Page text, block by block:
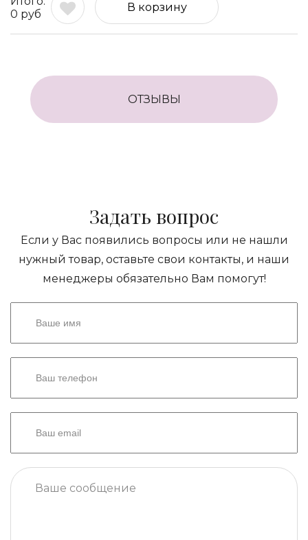
0 руб
В корзину
ОТЗЫВЫ
Задать вопрос
Если у Вас появились вопросы или не нашли
нужный товар, оставьте свои контакты, и наши
менеджеры обязательно Вам помогут!